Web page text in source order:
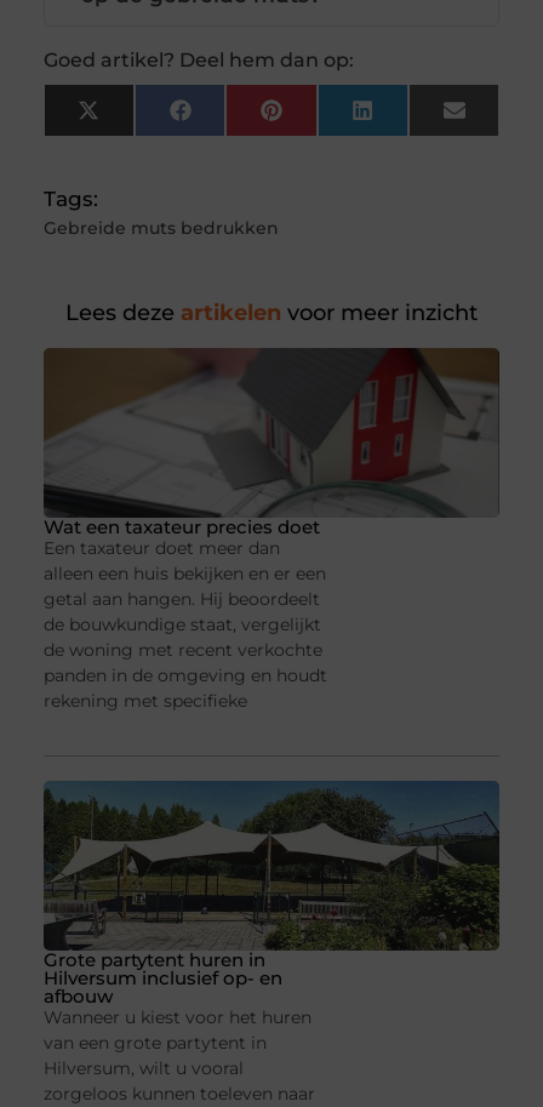
Goed artikel? Deel hem dan op:
X
(Twitter)
FacebookPinterestLinkedInEmail
Tags:
Gebreide muts bedrukken
Lees deze artikelen voor meer inzicht
Wat een taxateur precies doet
Een taxateur doet meer dan
alleen een huis bekijken en er een
getal aan hangen. Hij beoordeelt
de bouwkundige staat, vergelijkt
de woning met recent verkochte
panden in de omgeving en houdt
rekening met specifieke
Grote partytent huren in
Hilversum inclusief op- en
afbouw
Wanneer u kiest voor het huren
van een grote partytent in
Hilversum, wilt u vooral
zorgeloos kunnen toeleven naar